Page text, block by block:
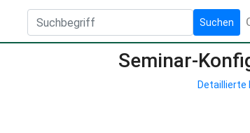
Suchen
Seminar-
Detaillierte